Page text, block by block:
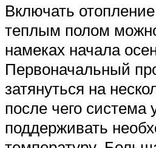
Включать
теплым полом
намеках начала
Первоначальный
затянуться на
после чего система
поддерживать